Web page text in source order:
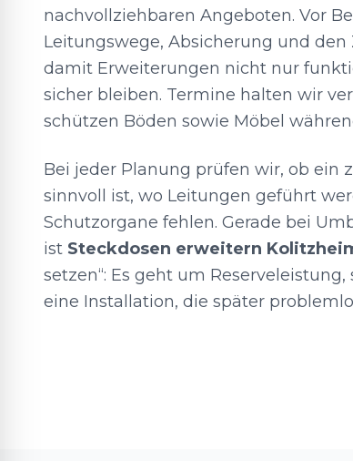
nachvollziehbaren Angeboten. Vor
Leitungswege, Absicherung und den
damit Erweiterungen nicht nur
sicher bleiben. Termine halten wir
schützen Böden sowie Möbel
Bei jeder Planung prüfen wir, ob ein
sinnvoll ist, wo Leitungen geführt
Schutzorgane fehlen. Gerade bei
ist Steckdosen erweitern
setzen“: Es geht um
eine Installation, die später